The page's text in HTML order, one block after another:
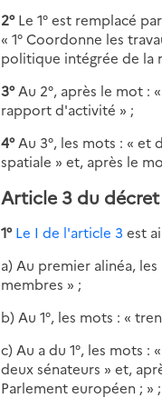
2°Le 1° est remplacé
« 1° Coordonne les
politique intégrée de la
3°Au 2°, après le mot :
rapport d'activité » ;
4°Au 3°, les mots : « et
spatiale » et, après le
Article 3 du
1° Le I de l'article 3 est
a) Au premier alinéa,
membres » ;
b) Au 1°, les mots : «
c) Au a du 1°, les mots
deux sénateurs » et,
Parlement européen ; » ;